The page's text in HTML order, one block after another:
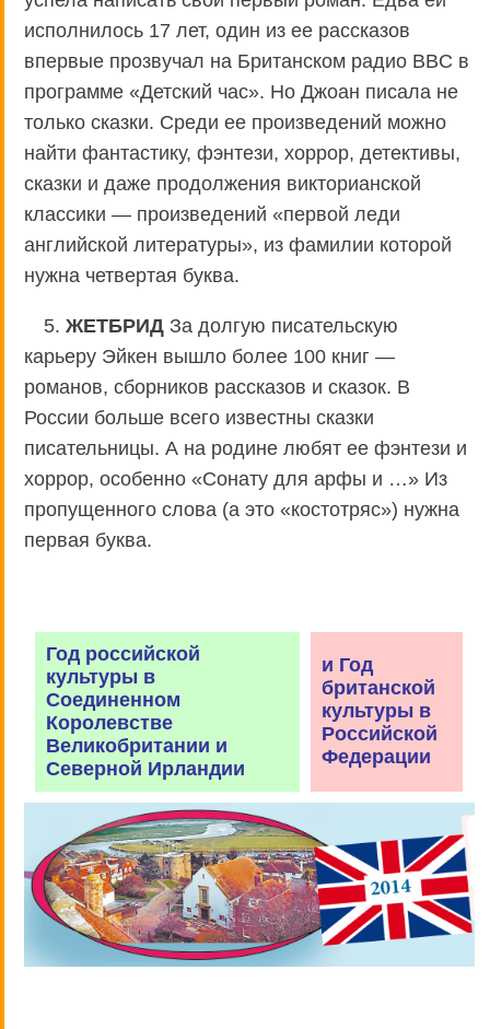
исполнилось 17 лет, один из ее рассказов
впервые прозвучал на Британском радио BBC в
программе «Детский час». Но Джоан писала не
только сказки. Среди ее произведений можно
найти фантастику, фэнтези, хоррор, детективы,
сказки и даже продолжения викторианской
классики — произведений «первой леди
английской литературы», из фамилии которой
нужна четвертая буква.
5. ЖЕТБРИД За долгую писательскую
карьеру Эйкен вышло более 100 книг —
романов, сборников рассказов и сказок. В
России больше всего известны сказки
писательницы. А на родине любят ее фэнтези и
хоррор, особенно «Сонату для арфы и …» Из
пропущенного слова (а это «костотряс») нужна
первая буква.
Год российской
культуры в
Соединенном
Королевстве
Великобритании и
Северной Ирландии
и Год
британской
культуры в
Российской
Федерации